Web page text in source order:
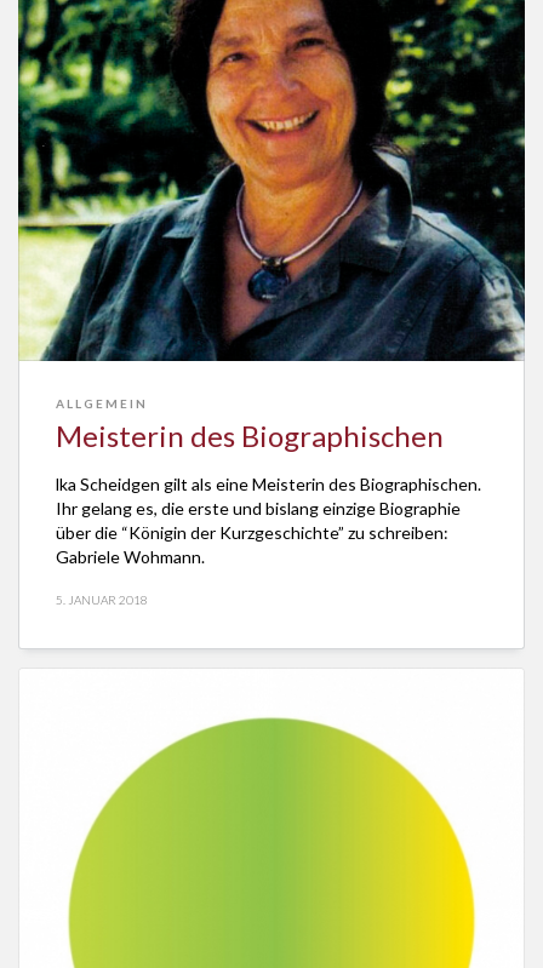
ALLGEMEIN
Meisterin des Biographischen
lka Scheidgen gilt als eine Meisterin des Biographischen.
Ihr gelang es, die erste und bislang einzige Biographie
über die “Königin der Kurzgeschichte” zu schreiben:
Gabriele Wohmann.
5. JANUAR 2018